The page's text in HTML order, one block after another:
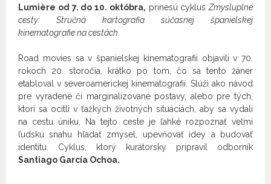
Lumière od 7. do 10. októbra, prinesú cyklus Zmysluplné
cesty: Stručná kartografia súčasnej španielskej
kinematografie na cestách
Road movies sa v španielskej kinematografii objavili v 70.
rokoch 20. storočia, krátko po tom, čo sa tento žáner
etabloval v severoamerickej kinematografii. Slúži ako návod
pre vyradené či marginalizované postavy, alebo pre tých,
ktorí sa ocitli v ťažkých životných situáciách, aby sa vydali
na cestu úniku. Na tejto ceste je ľahké rozpoznať veľmi
ľudskú snahu hľadať zmysel, upevňovať idey a budovať
identitu. Cyklus, ktorý kurátorsky pripravil odborník
Santiago García Ochoa.